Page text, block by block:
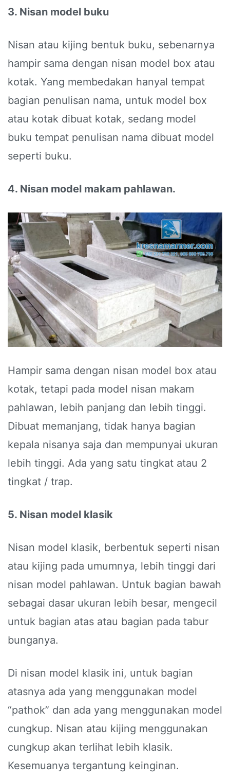
3. Nisan model buku
Nisan atau kijing bentuk buku, sebenarnya
hampir sama dengan nisan model box atau
kotak. Yang membedakan hanyal tempat
bagian penulisan nama, untuk model box
atau kotak dibuat kotak, sedang model
buku tempat penulisan nama dibuat model
seperti buku.
4. Nisan model makam pahlawan.
Hampir sama dengan nisan model box atau
kotak, tetapi pada model nisan makam
pahlawan, lebih panjang dan lebih tinggi.
Dibuat memanjang, tidak hanya bagian
kepala nisanya saja dan mempunyai ukuran
lebih tinggi. Ada yang satu tingkat atau 2
tingkat / trap.
5. Nisan model klasik
Nisan model klasik, berbentuk seperti nisan
atau kijing pada umumnya, lebih tinggi dari
nisan model pahlawan. Untuk bagian bawah
sebagai dasar ukuran lebih besar, mengecil
untuk bagian atas atau bagian pada tabur
bunganya.
Di nisan model klasik ini, untuk bagian
atasnya ada yang menggunakan model
“pathok” dan ada yang menggunakan model
cungkup. Nisan atau kijing menggunakan
cungkup akan terlihat lebih klasik.
Kesemuanya tergantung keinginan.